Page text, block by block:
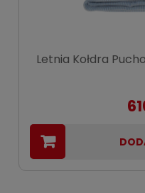
Letnia Kołdra